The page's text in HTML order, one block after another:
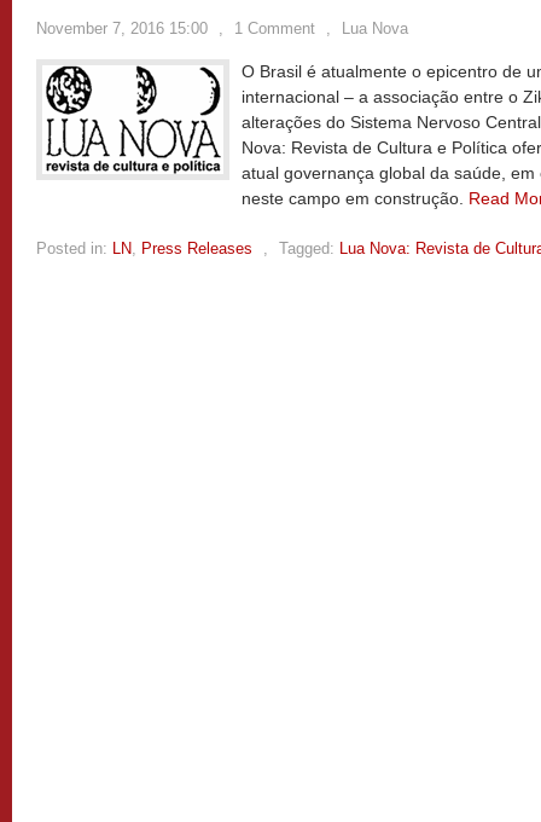
November 7, 2016 15:00 , 1 Comment , Lua Nova
O Brasil é atualmente o epicentro de
internacional – a associação entre o
alterações do Sistema Nervoso
Nova: Revista de Cultura e Política
atual governança global da saúde,
neste campo em construção. Read
Posted in: LN, Press Releases , Tagged: Lua Nova: Revista de